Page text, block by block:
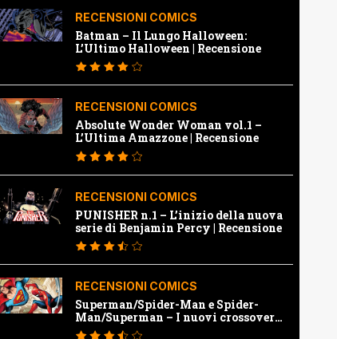
RECENSIONI COMICS
Batman – Il Lungo Halloween:
L’Ultimo Halloween | Recensione
RECENSIONI COMICS
Absolute Wonder Woman vol.1 –
L’Ultima Amazzone | Recensione
RECENSIONI COMICS
PUNISHER n.1 – L’inizio della nuova
serie di Benjamin Percy | Recensione
RECENSIONI COMICS
Superman/Spider-Man e Spider-
Man/Superman – I nuovi crossover
Marvel e Dc | Recensione